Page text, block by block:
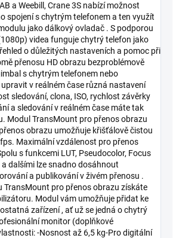
a Weebill, Crane 3S nabízí možnost
spojení s chytrým telefonem a ten využít
jako dálkový ovladač . S podporou
videa funguje chytrý telefon jako
o důležitých nastaveních a pomoc při
přenosu HD obrazu bezproblémově
s chytrým telefonem nebo
v reálném čase různá nastavení
sledování, clona, ISO, rychlost závěrky
a sledování v reálném čase máte tak
Modul TransMount pro přenos obrazu
obrazu umožňuje křišťálově čistou
Maximální vzdálenost pro přenos
s funkcemi LUT, Pseudocolor, Focus
a dalšími lze snadno dosáhnout
a publikování v živém přenosu .
TransMount pro přenos obrazu získáte
Modul vám umožňuje přidat ke
zařízení , ať už se jedná o chytrý
monitor (doplňkové
-Nosnost až 6,5 kg-Pro digitální